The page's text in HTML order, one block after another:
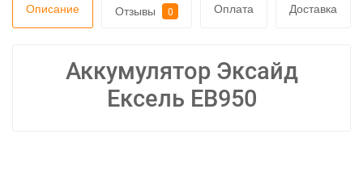
Описание Отзывы 0 Оплата Доставка
Аккумулятор Эксайд
Ексель EB950